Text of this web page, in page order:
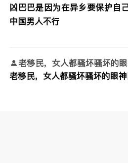
凶巴巴是因为在异乡要保护自
中国男人不行
老移民，女人都骚坏骚坏的
老移民，女人都骚坏骚坏的眼神